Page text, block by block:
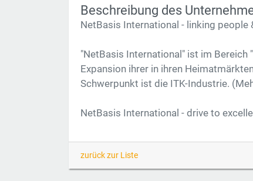
Beschreibung des
NetBasis International - linking people
"NetBasis International" ist im Bereich
Expansion ihrer in ihren
Schwerpunkt ist die ITK-Industrie.
NetBasis International - drive to
zurück zur Liste